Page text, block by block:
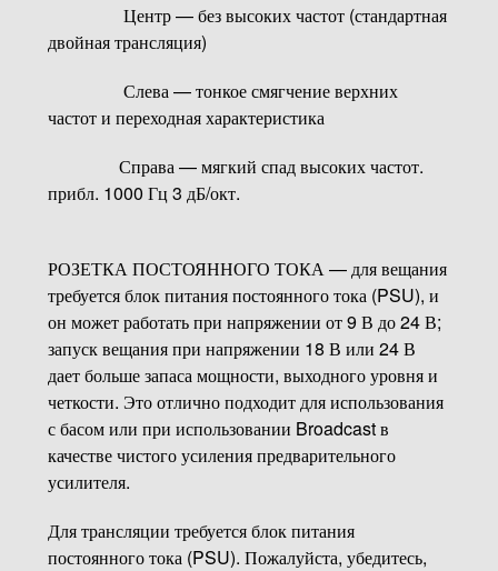
Центр — без высоких частот (стандартная
двойная трансляция)
Слева — тонкое смягчение верхних
частот и переходная характеристика
Справа — мягкий спад высоких частот.
прибл. 1000 Гц 3 дБ/окт.
РОЗЕТКА ПОСТОЯННОГО ТОКА — для вещания
требуется блок питания постоянного тока (PSU), и
он может работать при напряжении от 9 В до 24 В;
запуск вещания при напряжении 18 В или 24 В
дает больше запаса мощности, выходного уровня и
четкости. Это отлично подходит для использования
с басом или при использовании Broadcast в
качестве чистого усиления предварительного
усилителя.
Для трансляции требуется блок питания
постоянного тока (PSU). Пожалуйста, убедитесь,